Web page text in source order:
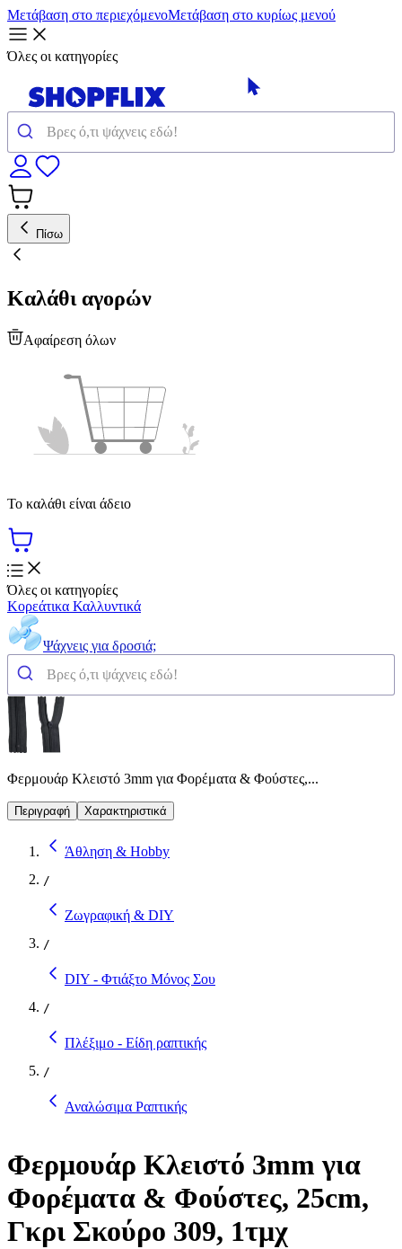
Μετάβαση στο περιεχόμενοΜετάβαση στο κυρίως μενού
Όλες οι κατηγορίες
Πίσω
Καλάθι αγορών
Αφαίρεση όλων
Το καλάθι είναι άδειο
Όλες οι κατηγορίες
Κορεάτικα Καλλυντικά
Ψάχνεις για δροσιά;
Φερμουάρ Κλειστό 3mm για Φορέματα & Φούστες,...
Περιγραφή Χαρακτηριστικά
Άθληση & Hobby
/
Ζωγραφική & DIY
/
DIY - Φτιάξτο Μόνος Σου
/
Πλέξιμο - Είδη ραπτικής
/
Αναλώσιμα Ραπτικής
Φερμουάρ Κλειστό 3mm για
Φορέματα & Φούστες, 25cm,
Γκρι Σκούρο 309, 1τμχ